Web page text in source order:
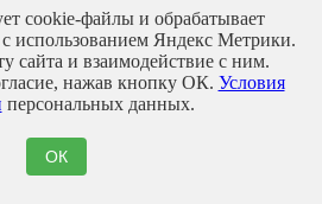
персональных данных
cookie-файлы и обрабатывает
использованием Яндекс Метрики.
сайта и взаимодействие с ним.
нажав кнопку ОК. Условия
персональных данных.
ОК